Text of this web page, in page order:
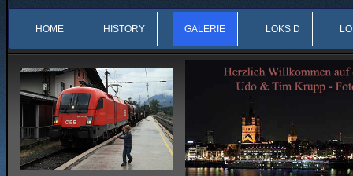
HOME HISTORY GALERIE LOKS D